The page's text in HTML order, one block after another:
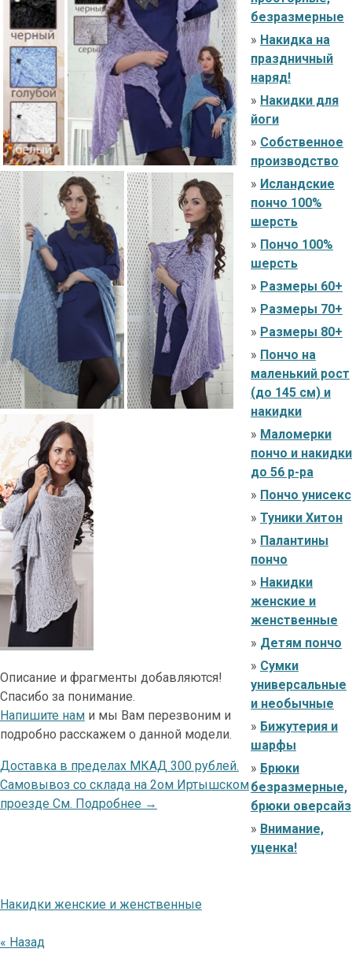
Описание и фрагменты добавляются!
Спасибо за понимание.
Напишите нам и мы Вам перезвоним и
подробно расскажем о данной модели.
Доставка в пределах МКАД 300 рублей.
Самовывоз со склада на 2ом Иртышском
проезде См. Подробнее →
Накидки женские и женственные
безразмерные
» Накидка на
праздничный
наряд!
» Накидки для
йоги
» Собственное
производство
» Исландские
пончо 100%
шерсть
» Пончо 100%
шерсть
» Размеры 60+
» Размеры 70+
» Размеры 80+
» Пончо на
маленький рост
(до 145 см) и
накидки
» Маломерки
пончо и накидки
до 56 р-ра
» Пончо унисекс
» Туники Хитон
» Палантины
пончо
» Накидки
женские и
женственные
» Детям пончо
» Сумки
универсальные
и необычные
» Бижутерия и
шарфы
» Брюки
безразмерные,
брюки оверсайз
» Внимание,
уценка!
« Назад